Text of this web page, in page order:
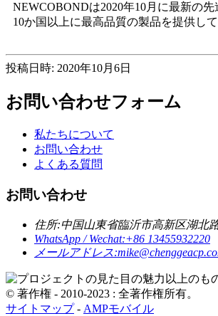
NEWCOBONDは2020年10月に最新の
10か国以上に最高品質の製品を提供し
投稿日時: 2020年10月6日
お問い合わせフォーム
私たちについて
お問い合わせ
よくある質問
お問い合わせ
住所:中国山東省臨沂市高新区湖北
WhatsApp / Wechat:+86 13455932220
メールアドレス:
© 著作権 - 2010-2023 : 全著作権所有。
サイトマップ- AMPモバイル